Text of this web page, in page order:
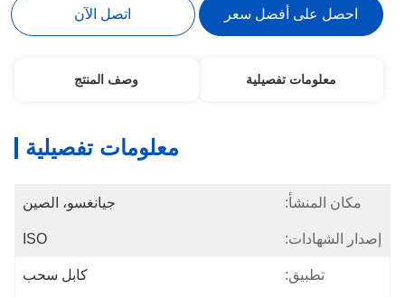
احصل على أفضل سعر اتصل الآن
معلومات تفصيلية وصف المنتج
معلومات تفصيلية
مكان المنشأ: جيانغسو، الصين
إصدار الشهادات: ISO
تطبيق: كابل سحب